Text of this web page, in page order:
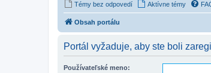
Témy bez odpovedí Aktívne témy
Obsah portálu
Portál vyžaduje, aby ste boli
Používateľské meno: